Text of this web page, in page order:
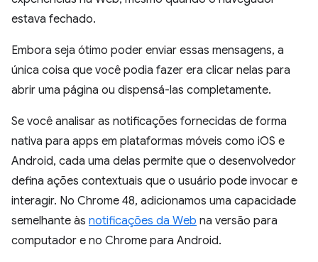
estava fechado.
Embora seja ótimo poder enviar essas mensagens, a
única coisa que você podia fazer era clicar nelas para
abrir uma página ou dispensá-las completamente.
Se você analisar as notificações fornecidas de forma
nativa para apps em plataformas móveis como iOS e
Android, cada uma delas permite que o desenvolvedor
defina ações contextuais que o usuário pode invocar e
interagir. No Chrome 48, adicionamos uma capacidade
semelhante às notificações da Web na versão para
computador e no Chrome para Android.